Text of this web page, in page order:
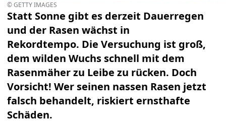
© GETTY IMAGES
Statt Sonne gibt es derzeit Dauerregen
und der Rasen wächst in
Rekordtempo. Die Versuchung ist groß,
dem wilden Wuchs schnell mit dem
Rasenmäher zu Leibe zu rücken. Doch
Vorsicht! Wer seinen nassen Rasen jetzt
falsch behandelt, riskiert ernsthafte
Schäden.